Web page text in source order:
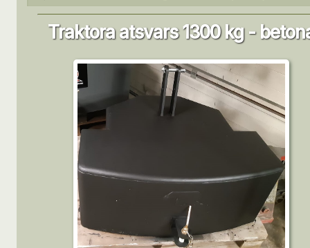
Traktora atsvars 1300 kg -